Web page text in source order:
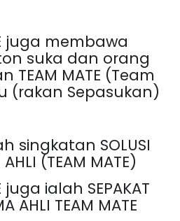
juga membawa
suka dan orang
TEAM MATE (Team
(rakan Sepasukan)
singkatan SOLUSI
AHLI (TEAM MATE)
juga ialah SEPAKAT
AHLI TEAM MATE